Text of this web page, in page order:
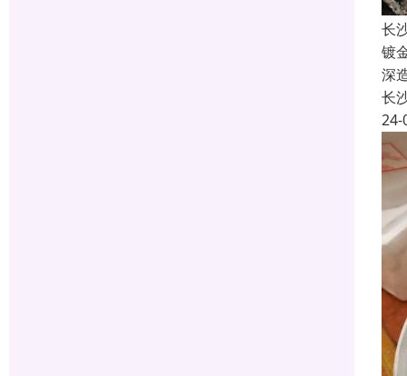
长
镀
深
长
24-